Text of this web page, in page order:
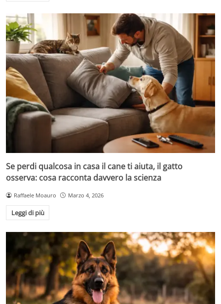
Se perdi qualcosa in casa il cane ti aiuta, il gatto
osserva: cosa racconta davvero la scienza
Raffaele Moauro Marzo 4, 2026
Leggi di più